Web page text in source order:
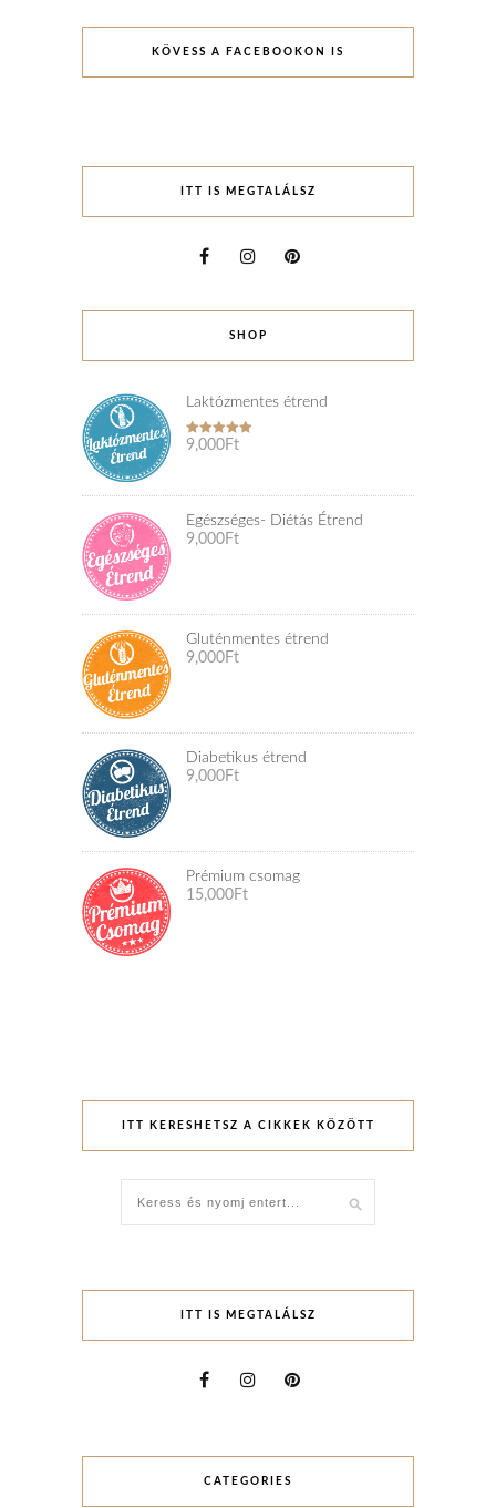
KÖVESS A FACEBOOKON IS
ITT IS MEGTALÁLSZ
SHOP
Laktózmentes étrend
Rated5.00
9,000Ft
Egészséges- Diétás Étrend
9,000Ft
Gluténmentes étrend
9,000Ft
Diabetikus étrend
9,000Ft
Prémium csomag
15,000Ft
ITT KERESHETSZ A CIKKEK KÖZÖTT
ITT IS MEGTALÁLSZ
CATEGORIES